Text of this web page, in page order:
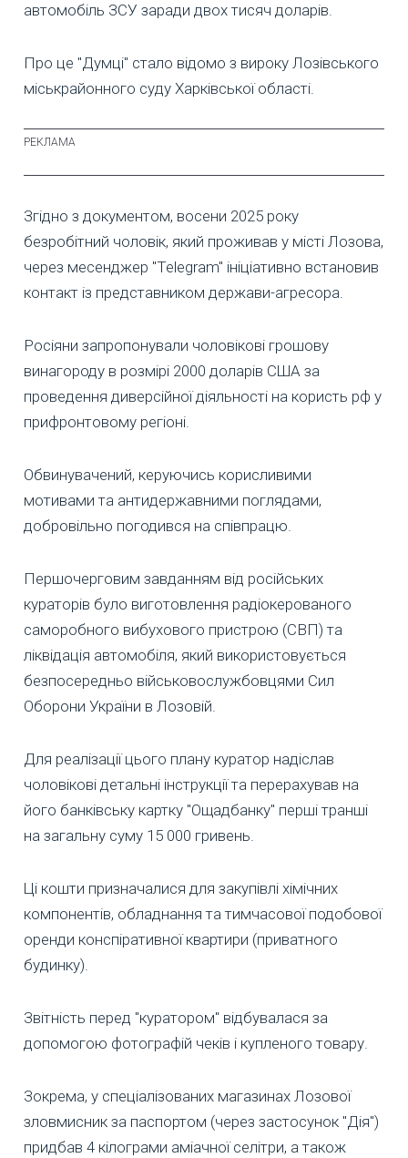
автомобіль ЗСУ заради двох тисяч доларів.
Про це "Думці" стало відомо з вироку Лозівського
міськрайонного суду Харківської області.
Згідно з документом, восени 2025 року
безробітний чоловік, який проживав у місті Лозова,
через месенджер "Telegram" ініціативно встановив
контакт із представником держави-агресора.
Росіяни запропонували чоловікові грошову
винагороду в розмірі 2000 доларів США за
проведення диверсійної діяльності на користь рф у
прифронтовому регіоні.
Обвинувачений, керуючись корисливими
мотивами та антидержавними поглядами,
добровільно погодився на співпрацю.
Першочерговим завданням від російських
кураторів було виготовлення радіокерованого
саморобного вибухового пристрою (СВП) та
ліквідація автомобіля, який використовується
безпосередньо військовослужбовцями Сил
Оборони України в Лозовій.
Для реалізації цього плану куратор надіслав
чоловікові детальні інструкції та перерахував на
його банківську картку "Ощадбанку" перші транші
на загальну суму 15 000 гривень.
Ці кошти призначалися для закупівлі хімічних
компонентів, обладнання та тимчасової подобової
оренди конспіративної квартири (приватного
будинку).
Звітність перед "куратором" відбувалася за
допомогою фотографій чеків і купленого товару.
Зокрема, у спеціалізованих магазинах Лозової
зловмисник за паспортом (через застосунок "Дія")
придбав 4 кілограми аміачної селітри, а також